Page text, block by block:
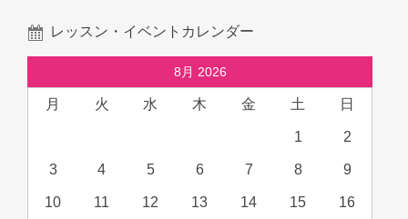
レッスン・イベントカレンダー
8月 2026
月 火 水 木 金 土 日
1 2
3 4 5 6 7 8 9
10 11 12 13 14 15 16